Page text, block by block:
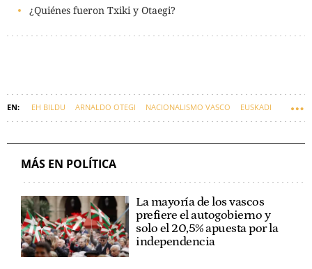
¿Quiénes fueron Txiki y Otaegi?
EH BILDU ARNALDO OTEGI NACIONALISMO VASCO EUSKADI
MÁS EN POLÍTICA
La mayoría de los vascos
prefiere el autogobierno y
solo el 20,5% apuesta por la
independencia